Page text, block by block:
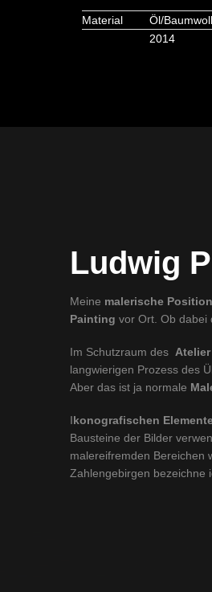
Material
Öl/
2014
Ludwig
Meine malerische Position
Painting vor Ort. Ob dabei
Im Schutzraum des Atelier
langwierigen Prozess des
Aber das ist ja normale
Ikonografischen
Bausteine der Bilder
malereifremden Bereichen
Zahlengebirgen bezeichne